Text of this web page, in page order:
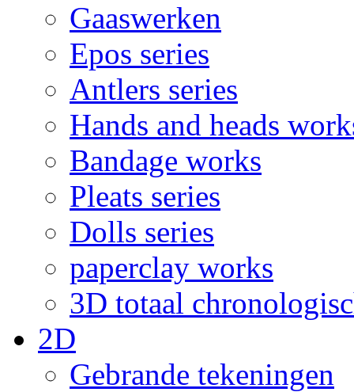
Gaaswerken
Epos series
Antlers series
Hands and heads
Bandage works
Pleats series
Dolls series
paperclay works
3D totaal
2D
Gebrande tekeningen